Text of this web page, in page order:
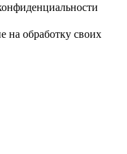
на обработку своих